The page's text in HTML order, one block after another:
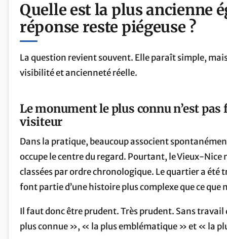
Quelle est la plus ancienne
réponse reste piégeuse ?
La question revient souvent. Elle paraît simple,
visibilité et ancienneté réelle.
Le monument le plus connu n’est
visiteur
Dans la pratique, beaucoup associent
occupe le centre du regard. Pourtant, le Vieux-Nice
classées par ordre chronologique. Le quartier a
font partie d’une histoire plus complexe que ce que
Il faut donc être prudent. Très prudent. Sans
plus connue », « la plus emblématique » et « la